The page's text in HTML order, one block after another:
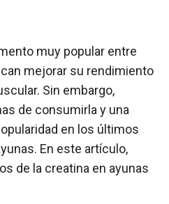
muy popular entre
mejorar su rendimiento
Sin embargo,
de consumirla y una
en los últimos
En este artículo,
de la creatina en ayunas